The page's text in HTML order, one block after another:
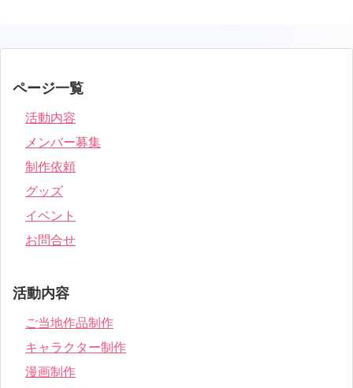
ページ一覧
活動内容
メンバー募集
制作依頼
グッズ
イベント
お問合せ
活動内容
ご当地作品制作
キャラクター制作
漫画制作